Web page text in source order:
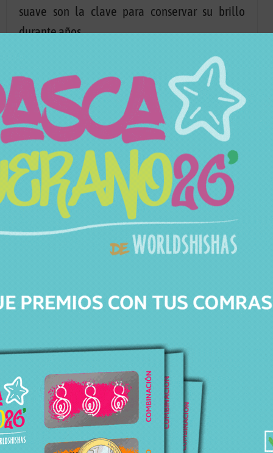
suave son la clave para conservar su brillo
durante años.
son el
complemento ideal para quienes buscan
prestigio, estilo y funcionalidad
en un formato
más compacto. Piezas artesanales que elevan
la experiencia de la shisha a otro nivel, uniendo
tradición, elegancia y exclusividad en cada
detalle.
179,95€